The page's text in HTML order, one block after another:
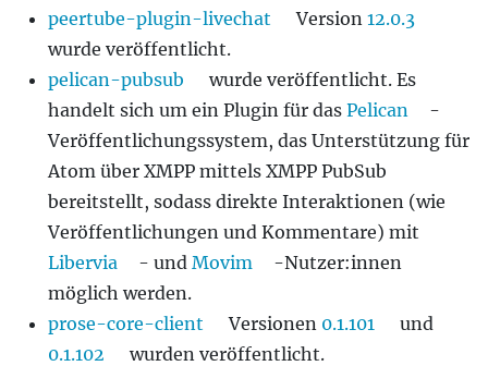
peertube-plugin-livechat
Version 12.0.3
wurde veröffentlicht.
pelican-pubsub
wurde veröffentlicht. Es
handelt sich um ein Plugin für das Pelican
-
Veröffentlichungssystem, das Unterstützung für
Atom über XMPP mittels XMPP PubSub
bereitstellt, sodass direkte Interaktionen (wie
Veröffentlichungen und Kommentare) mit
Libervia
- und Movim
-Nutzer:innen
möglich werden.
prose-core-client
Versionen 0.1.101
und
0.1.102
wurden veröffentlicht.